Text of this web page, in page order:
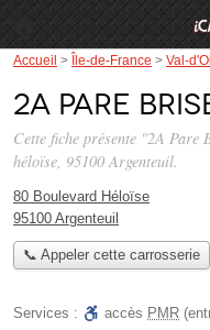
Accueil > Île-de-France > Val-
2A Pare
Cette fiche présente "2A
héloïse, 95100 Argenteuil.
80 Boulevard Héloïse
95100 Argenteuil
📞 Appeler cette carrosserie
Services : accès PMR